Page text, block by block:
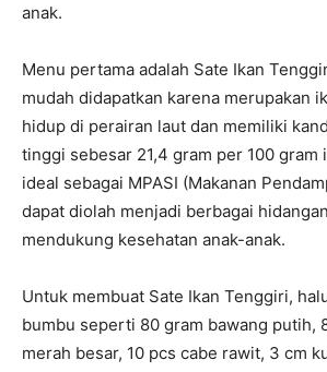
anak.
Menu pertama adalah Sate Ikan
mudah didapatkan karena merupakan
hidup di perairan laut dan memiliki
tinggi sebesar 21,4 gram per 100 gram
ideal sebagai MPASI (Makanan
dapat diolah menjadi berbagai
mendukung kesehatan anak-anak.
Untuk membuat Sate Ikan Tenggiri,
bumbu seperti 80 gram bawang putih,
merah besar, 10 pcs cabe rawit, 3 cm